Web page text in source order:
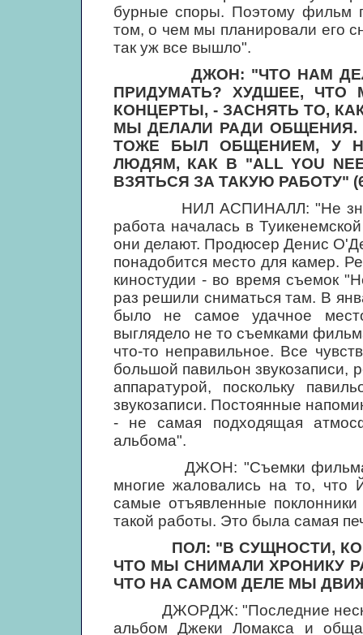
бурные споры. Поэтому фильм
том, о чем мы планировали его
так уж все вышло".
ДЖОН: "ЧТО НАМ
ПРИДУМАТЬ? ХУДШЕЕ, ЧТО
КОНЦЕРТЫ, - ЗАСНЯТЬ ТО,
МЫ ДЕЛАЛИ РАДИ
ТОЖЕ БЫЛ ОБЩЕНИЕМ, У
ЛЮДЯМ, КАК В "ALL YOU
ВЗЯТЬСЯ ЗА ТАКУЮ РАБОТУ"
НИЛ АСПИНАЛЛ: "Не знаю
работа началась в
они делают. Продюсер Денис
понадобится место для камер.
киностудии - во время съемок
раз решили сниматься там. В
было не самое удачное
выглядело не то съемками
что-то неправильное. Все
большой павильон звукозаписи,
аппаратурой, поскольку
звукозаписи. Постоянные
- не самая подходящая
альбома".
ДЖОН: "Съемки фильма
многие жаловались на то, что
самые отъявленные
такой работы. Это была самая
ПОЛ: "В СУЩНОСТИ,
ЧТО МЫ СНИМАЛИ ХРОНИКУ
ЧТО НА САМОМ ДЕЛЕ МЫ
ДЖОРДЖ: "Последние
альбом Джеки Ломакса и